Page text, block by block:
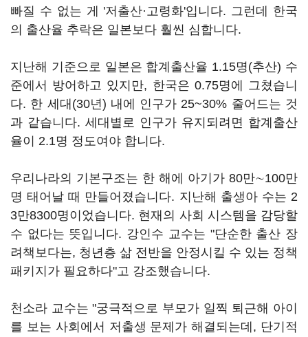
빠질 수 없는 게 '저출산·고령화'입니다. 그런데 한국
의 출산율 추락은 일본보다 훨씬 심합니다.
지난해 기준으로 일본은 합계출산율 1.15명(추산) 수
준에서 방어하고 있지만, 한국은 0.75명에 그쳤습니
다. 한 세대(30년) 내에 인구가 25~30% 줄어드는 것
과 같습니다. 세대별로 인구가 유지되려면 합계출산
율이 2.1명 정도여야 합니다.
우리나라의 기본구조는 한 해에 아기가 80만∼100만
명 태어날 때 만들어졌습니다. 지난해 출생아 수는 2
3만8300명이었습니다. 현재의 사회 시스템을 감당할
수 없다는 뜻입니다. 강인수 교수는 "단순한 출산 장
려책보다는, 청년층 삶 전반을 안정시킬 수 있는 정책
패키지가 필요하다"고 강조했습니다.
천소라 교수는 "궁극적으로 부모가 일찍 퇴근해 아이
를 보는 사회에서 저출생 문제가 해결되는데, 단기적